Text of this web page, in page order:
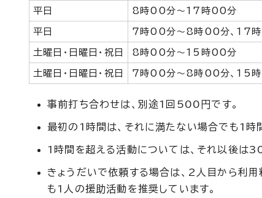
平日 8時00分～17時00分
平日 7時00分～8時00分、17
土曜日・日曜日・祝日 8時00分～15時00分
土曜日・日曜日・祝日 7時00分～8時00分、15
事前打ち合わせは、別途1回500円です。
最初の1時間は、それに満たない場合でも1時
1時間を超える活動については、それ以後は
きょうだいで依頼する場合は、2人目から利用
も1人の援助活動を推奨しています。